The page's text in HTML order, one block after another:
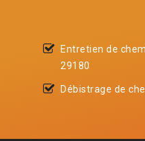
Entretien de
29180
Débistrage de